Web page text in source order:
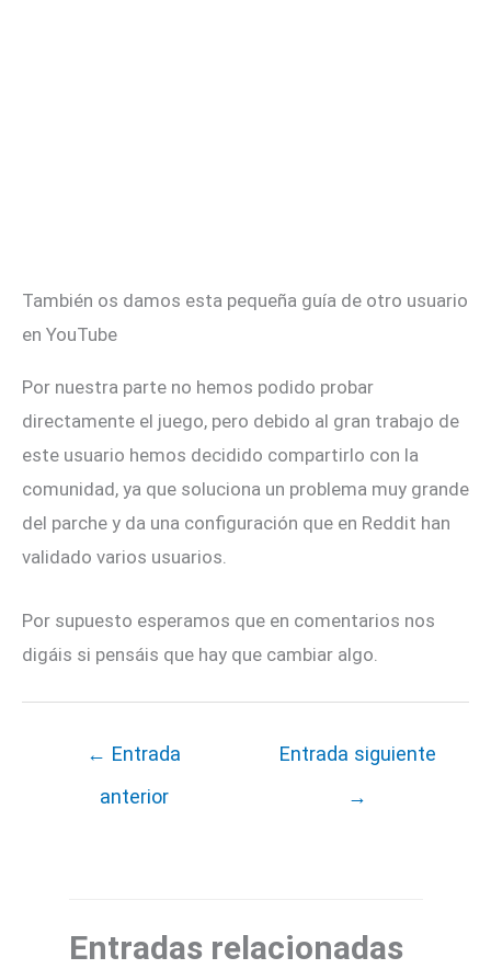
También os damos esta pequeña guía de otro usuario
en YouTube
Por nuestra parte no hemos podido probar
directamente el juego, pero debido al gran trabajo de
este usuario hemos decidido compartirlo con la
comunidad, ya que soluciona un problema muy grande
del parche y da una configuración que en Reddit han
validado varios usuarios.
Por supuesto esperamos que en comentarios nos
digáis si pensáis que hay que cambiar algo.
← Entrada
anterior
Entrada siguiente
→
Entradas relacionadas